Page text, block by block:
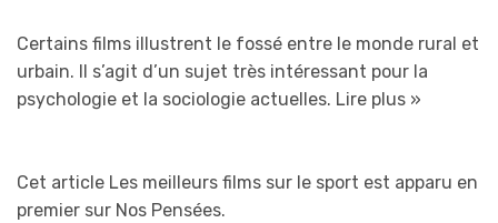
Certains films illustrent le fossé entre le monde rural et
urbain. Il s’agit d’un sujet très intéressant pour la
psychologie et la sociologie actuelles. Lire plus »
Cet article Les meilleurs films sur le sport est apparu en
premier sur Nos Pensées.